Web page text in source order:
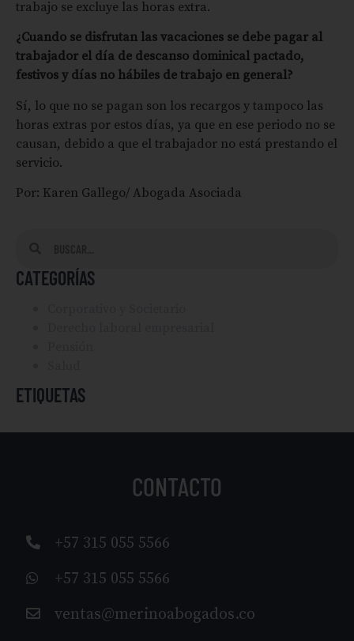
trabajo se excluye las horas extra.
¿Cuando se disfrutan las vacaciones se debe pagar al
trabajador el día de descanso dominical pactado,
festivos y días no hábiles de trabajo en general?
Sí, lo que no se pagan son los recargos y tampoco las
horas extras por estos días, ya que en ese periodo no se
causan, debido a que el trabajador no está prestando el
servicio.
Por: Karen Gallego/ Abogada Asociada
CATEGORÍAS
ETIQUETAS
CONTACTO
+57 315 055 5566
+57 315 055 5566
ventas@merinoabogados.co